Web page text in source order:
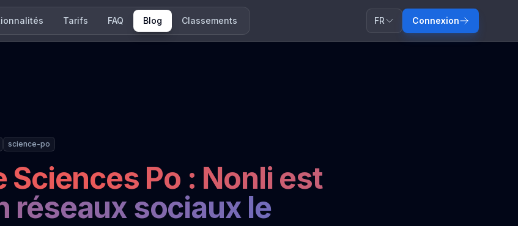
Tarifs FAQ Blog Classements FR Connexion
science-po
Po : Nonli est
réseaux sociaux le